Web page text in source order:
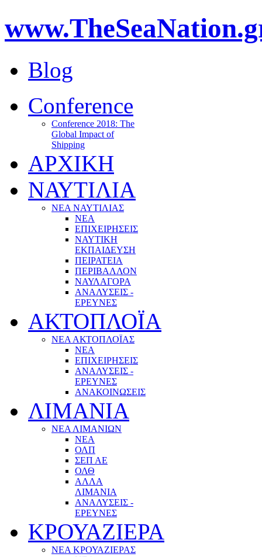
Blog
Conference
Conference 2018: The
Global Impact of
Shipping
ΑΡΧΙΚΗ
ΝΑΥΤΙΛΙΑ
ΝΕΑ ΝΑΥΤΙΛΙΑΣ
ΝΕΑ
ΕΠΙΧΕΙΡΗΣΕΙΣ
ΝΑΥΤΙΚΗ
ΕΚΠΑΙΔΕΥΣΗ
ΠΕΙΡΑΤΕΙΑ
ΠΕΡΙΒΑΛΛΟΝ
ΝΑΥΛΑΓΟΡΑ
ΑΝΑΛΥΣΕΙΣ -
ΕΡΕΥΝΕΣ
ΑΚΤΟΠΛΟΪΑ
ΝΕΑ ΑΚΤΟΠΛΟΪΑΣ
ΝΕΑ
ΕΠΙΧΕΙΡΗΣΕΙΣ
ΑΝΑΛΥΣΕΙΣ -
ΕΡΕΥΝΕΣ
ΑΝΑΚΟΙΝΩΣΕΙΣ
ΛΙΜΑΝΙΑ
ΝΕΑ ΛΙΜΑΝΙΩΝ
ΝΕΑ
ΟΛΠ
ΣΕΠ ΑΕ
ΟΛΘ
ΑΛΛΑ
ΛΙΜΑΝΙΑ
ΑΝΑΛΥΣΕΙΣ -
ΕΡΕΥΝΕΣ
ΚΡΟΥΑΖΙΕΡΑ
ΝΕΑ ΚΡΟΥΑΖΙΕΡΑΣ